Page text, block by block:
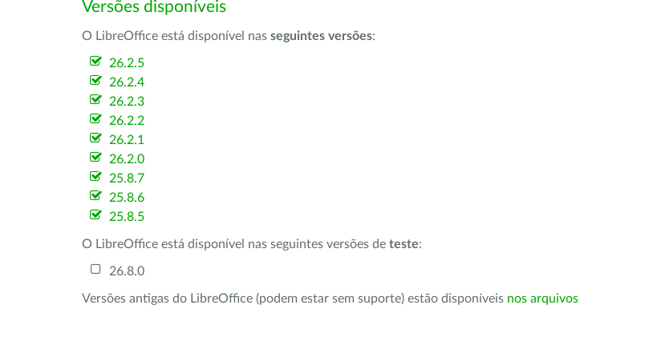
Versões disponíveis
O LibreOffice está disponível nas seguintes versões:
26.2.5
26.2.4
26.2.3
26.2.2
26.2.1
26.2.0
25.8.7
25.8.6
25.8.5
O LibreOffice está disponível nas seguintes versões de teste:
26.8.0
Versões antigas do LibreOffice (podem estar sem suporte) estão disponíveis nos arquivos